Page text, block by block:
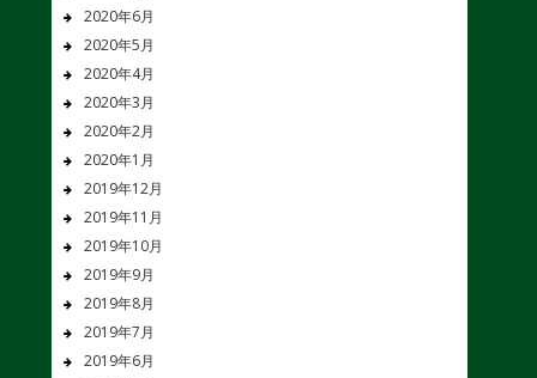
2020年6月
2020年5月
2020年4月
2020年3月
2020年2月
2020年1月
2019年12月
2019年11月
2019年10月
2019年9月
2019年8月
2019年7月
2019年6月